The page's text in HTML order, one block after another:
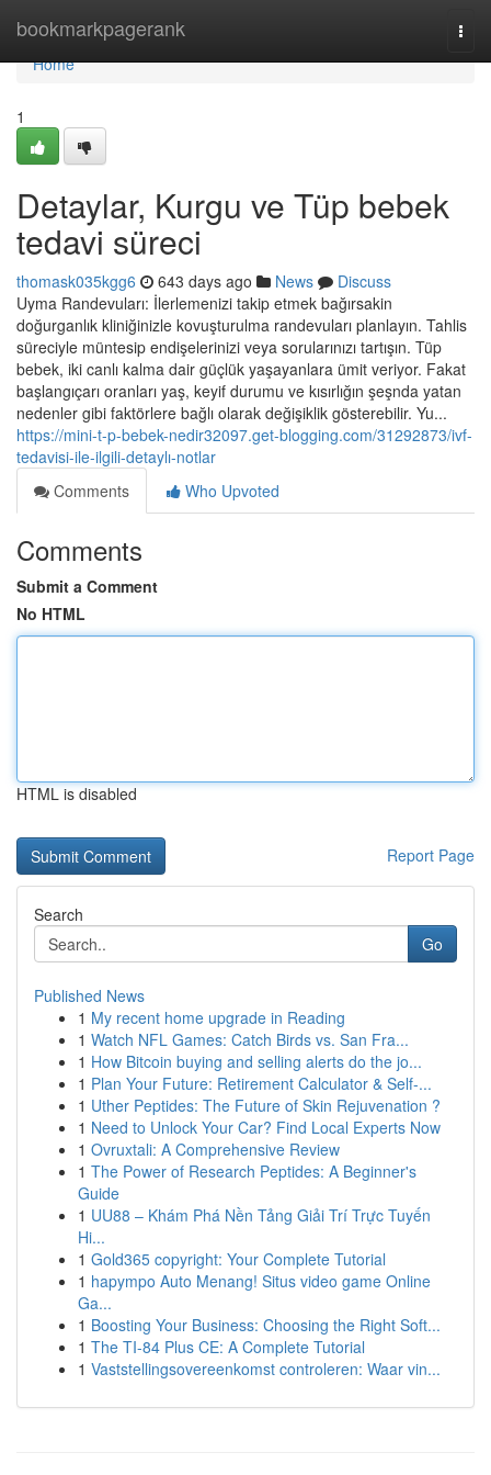
bookmarkpagerank
Home
Home
1
Detaylar, Kurgu ve Tüp bebek
tedavi süreci
thomask035kgg6 643 days ago News
Discuss
Uyma Randevuları: İlerlemenizi takip etmek bağırsakin
doğurganlık kliniğinizle kovuşturulma randevuları planlayın. Tahlis
süreciyle müntesip endişelerinizi veya sorularınızı tartışın. Tüp
bebek, iki canlı kalma dair güçlük yaşayanlara ümit veriyor. Fakat
başlangıçarı oranları yaş, keyif durumu ve kısırlığın şeşnda yatan
nedenler gibi faktörlere bağlı olarak değişiklik gösterebilir. Yu...
https://mini-t-p-bebek-nedir32097.get-blogging.com/31292873/ivf-
tedavisi-ile-ilgili-detaylı-notlar
Comments
Who Upvoted
Comments
Submit a Comment
No HTML
HTML is disabled
Report Page
Search
Go
Published News
1 My recent home upgrade in Reading
1 Watch NFL Games: Catch Birds vs. San Fra...
1 How Bitcoin buying and selling alerts do the jo...
1 Plan Your Future: Retirement Calculator & Self-...
1 Uther Peptides: The Future of Skin Rejuvenation ?
1 Need to Unlock Your Car? Find Local Experts Now
1 Ovruxtali: A Comprehensive Review
1 The Power of Research Peptides: A Beginner's
Guide
1 UU88 – Khám Phá Nền Tảng Giải Trí Trực Tuyến
Hi...
1 Gold365 copyright: Your Complete Tutorial
1 hapympo Auto Menang! Situs video game Online
Ga...
1 Boosting Your Business: Choosing the Right Soft...
1 The TI-84 Plus CE: A Complete Tutorial
1 Vaststellingsovereenkomst controleren: Waar vin...